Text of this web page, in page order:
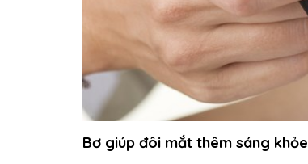
Bơ giúp đôi mắt thêm sáng khỏe